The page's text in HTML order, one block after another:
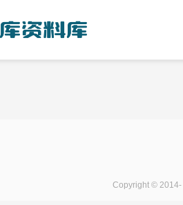
Copyright © 2014-